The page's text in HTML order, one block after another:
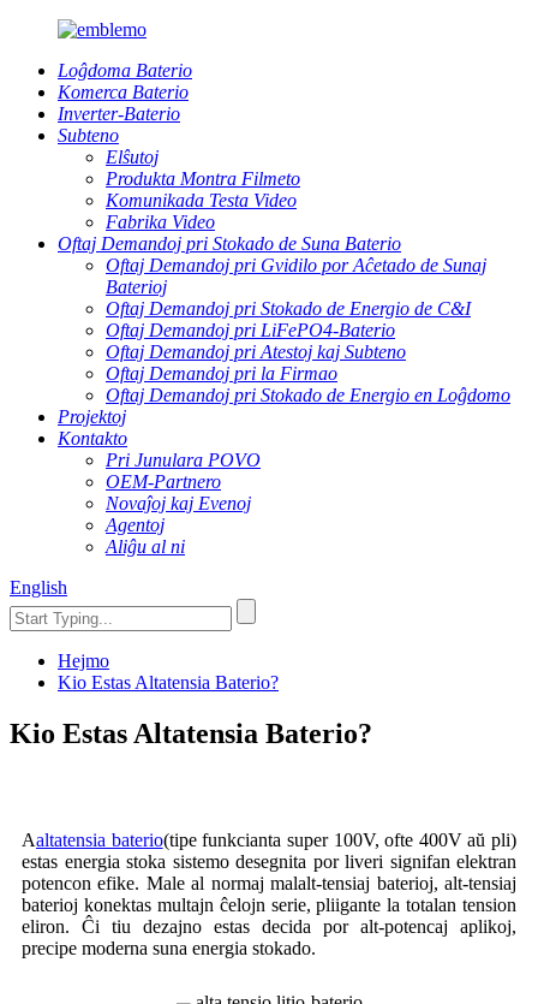
Loĝdoma Baterio
Komerca Baterio
Inverter-Baterio
Subteno
Elŝutoj
Produkta Montra Filmeto
Komunikada Testa Video
Fabrika Video
Oftaj Demandoj pri Stokado de Suna Baterio
Oftaj Demandoj pri Gvidilo por Aĉetado de Sunaj
Baterioj
Oftaj Demandoj pri Stokado de Energio de C&I
Oftaj Demandoj pri LiFePO4-Baterio
Oftaj Demandoj pri Atestoj kaj Subteno
Oftaj Demandoj pri la Firmao
Oftaj Demandoj pri Stokado de Energio en Loĝdomo
Projektoj
Kontakto
Pri Junulara POVO
OEM-Partnero
Novaĵoj kaj Evenoj
Agentoj
Aliĝu al ni
English
Hejmo
Kio Estas Altatensia Baterio?
Kio Estas Altatensia Baterio?
Aaltatensia baterio(tipe funkcianta super 100V, ofte 400V aŭ pli)
estas energia stoka sistemo desegnita por liveri signifan elektran
potencon efike. Male al normaj malalt-tensiaj baterioj, alt-tensiaj
baterioj konektas multajn ĉelojn serie, pliigante la totalan tension
eliron. Ĉi tiu dezajno estas decida por alt-potencaj aplikoj,
precipe moderna suna energia stokado.